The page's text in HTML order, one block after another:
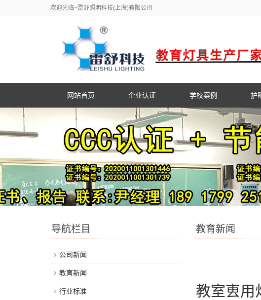
欢迎光临~雷舒照明科技(上海)有限公司
网站首页 企业认证 学校案例 护
教育新闻
教室叀用
导航栏目
公司新闻
教育新闻
行业标准